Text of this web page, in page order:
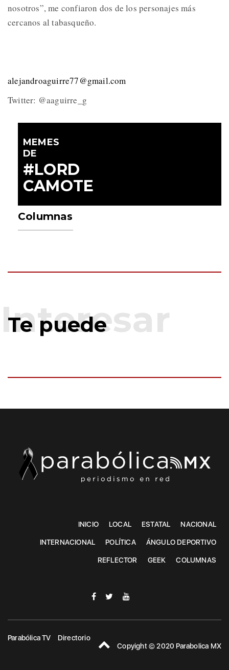
nosotros”, me confiaron dos de los personajes más
cercanos al tabasqueño.
alejandroaguirre77@gmail.com
Twitter: @aaguirre_g
MEMES
DE
#LORD
CAMOTE
Columnas
Te puede
INICIO LOCAL ESTATAL NACIONAL
INTERNACIONAL POLÍTICA ÁNGULO DEPORTIVO
REFLECTOR GEEK COLUMNAS
Parabólica TV
Directorio
Copyight © 2020 Parabolica MX